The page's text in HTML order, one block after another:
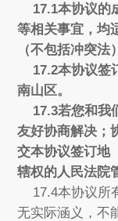
17.1本协议的
等相关事宜，均
（不包括冲突法
17.2本协议签
南山区。
17.3若您和我
友好协商解决；
交本协议签订地
辖权的人民法院
17.4本协议所
无实际涵义，不